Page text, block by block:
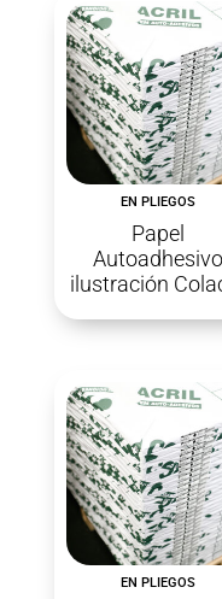
EN PLIEGOS
Papel
Autoadhesivo
ilustración
EN PLIEGOS